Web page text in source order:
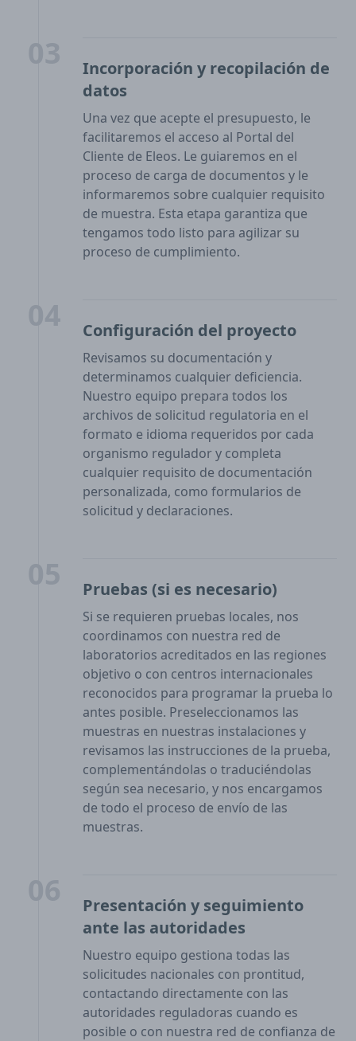
Incorporación y recopilación de
datos
Una vez que acepte el presupuesto, le
facilitaremos el acceso al Portal del
Cliente de Eleos. Le guiaremos en el
proceso de carga de documentos y le
informaremos sobre cualquier requisito
de muestra. Esta etapa garantiza que
tengamos todo listo para agilizar su
proceso de cumplimiento.
Configuración del proyecto
Revisamos su documentación y
determinamos cualquier deficiencia.
Nuestro equipo prepara todos los
archivos de solicitud regulatoria en el
formato e idioma requeridos por cada
organismo regulador y completa
cualquier requisito de documentación
personalizada, como formularios de
solicitud y declaraciones.
Pruebas (si es necesario)
Si se requieren pruebas locales, nos
coordinamos con nuestra red de
laboratorios acreditados en las regiones
objetivo o con centros internacionales
reconocidos para programar la prueba lo
antes posible. Preseleccionamos las
muestras en nuestras instalaciones y
revisamos las instrucciones de la prueba,
complementándolas o traduciéndolas
según sea necesario, y nos encargamos
de todo el proceso de envío de las
muestras.
Presentación y seguimiento
ante las autoridades
Nuestro equipo gestiona todas las
solicitudes nacionales con prontitud,
contactando directamente con las
autoridades reguladoras cuando es
posible o con nuestra red de confianza de